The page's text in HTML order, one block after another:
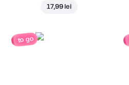
17,99 lei
to go